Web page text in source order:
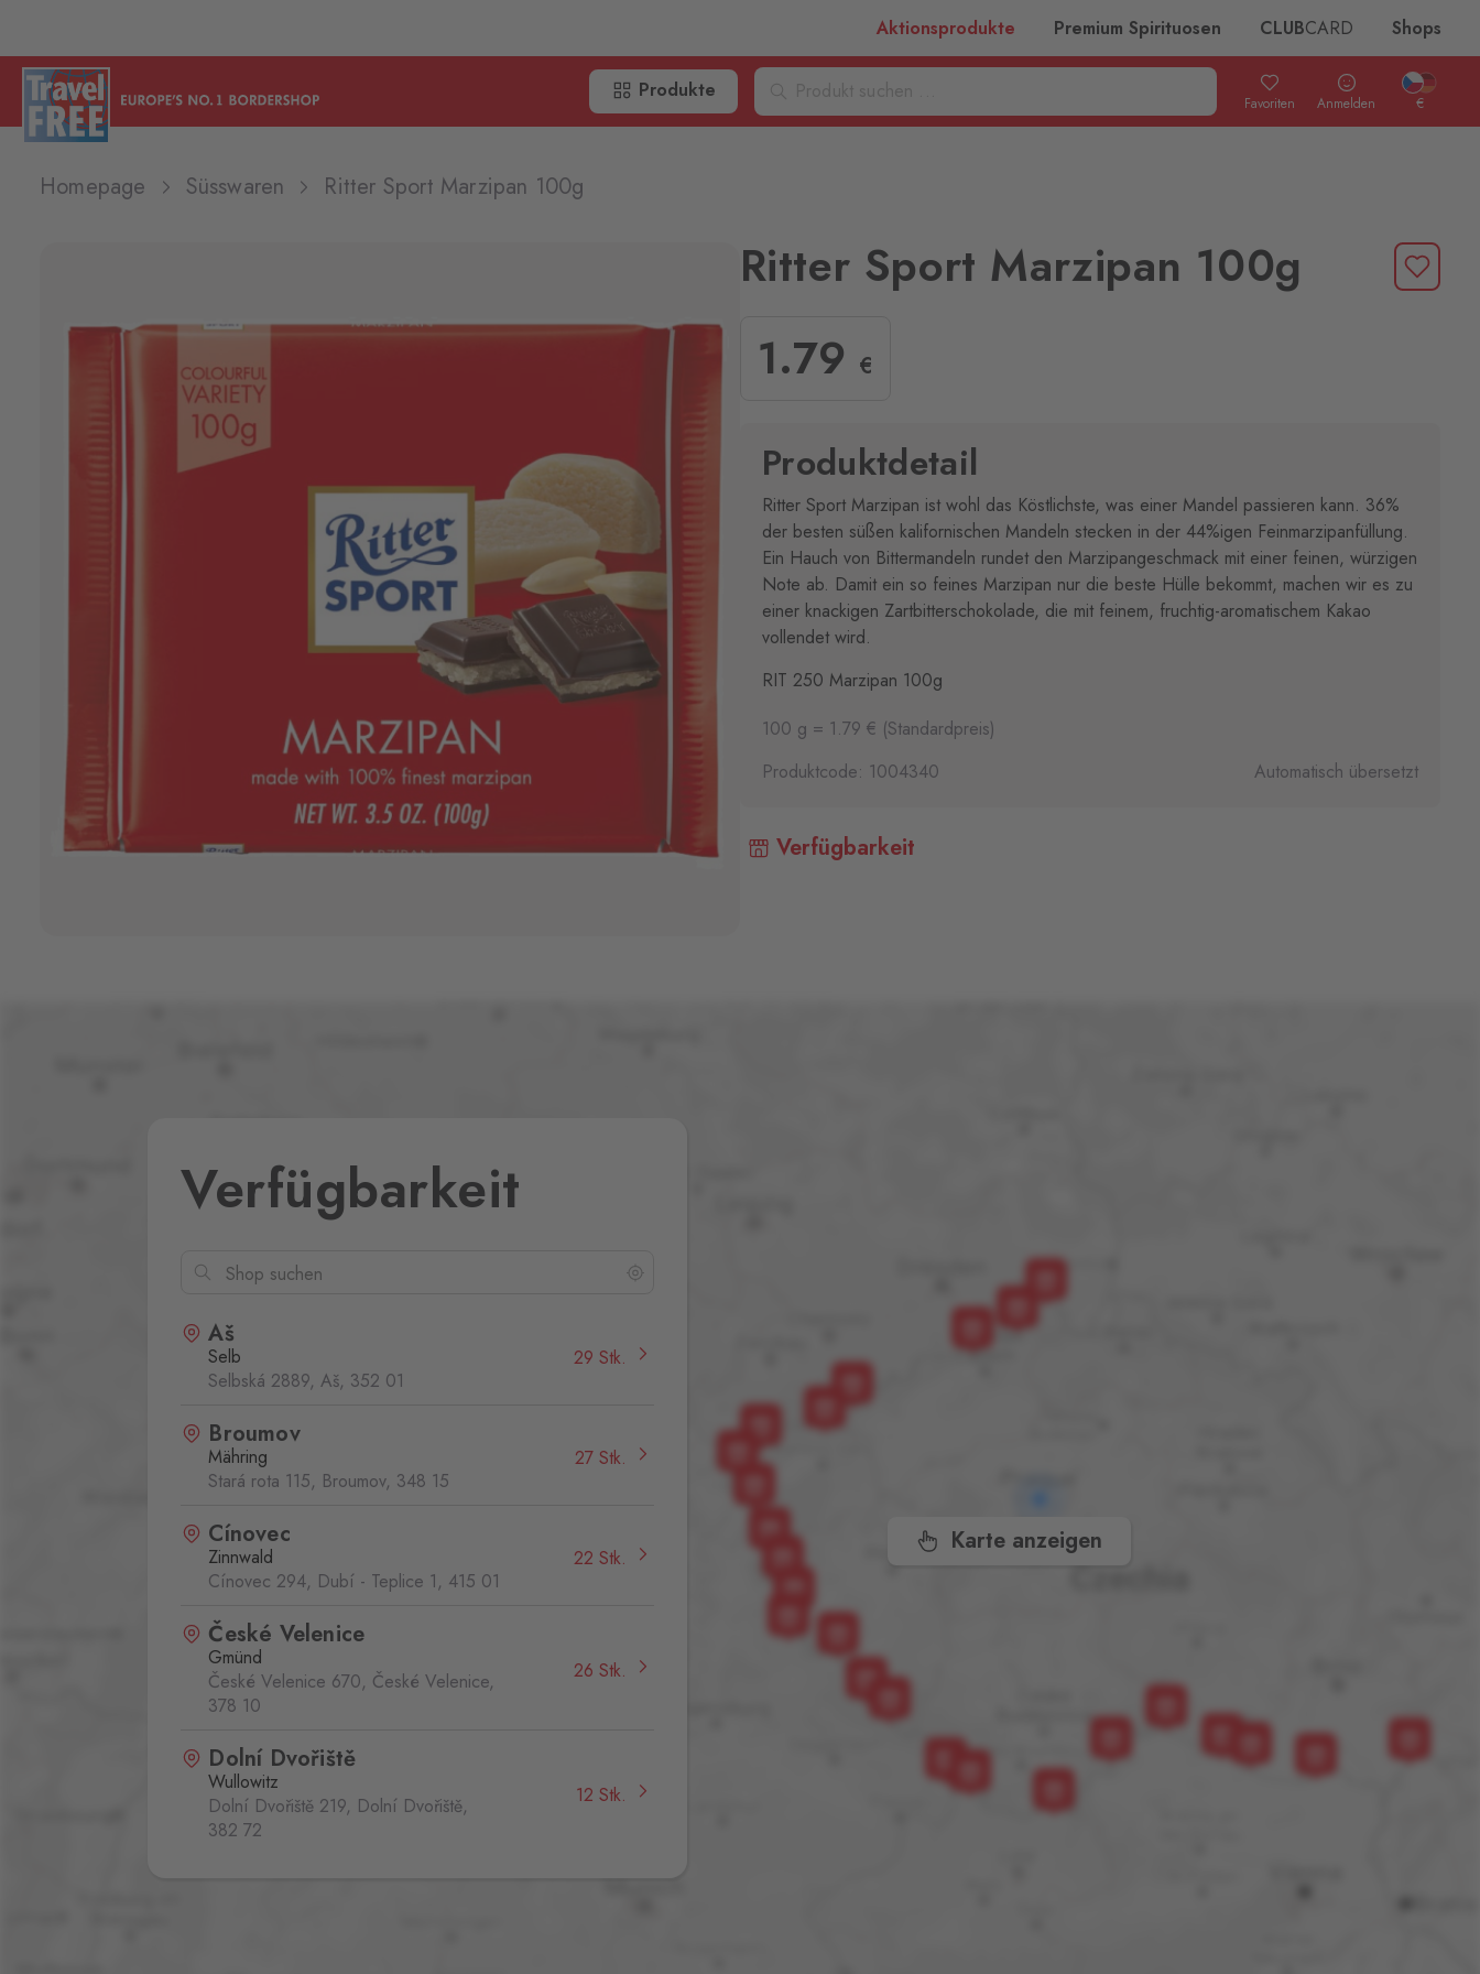
Aktionsprodukte Premium Spirituosen CLUBCARD Shops
Produkte
Favoriten Anmelden €
Homepage Süsswaren Ritter Sport Marzipan 100g
Ritter Sport Marzipan 100g
1.79 €
Produktdetail
Ritter Sport Marzipan ist wohl das Köstlichste, was einer Mandel passieren kann. 36%
der besten süßen kalifornischen Mandeln stecken in der 44%igen Feinmarzipanfüllung.
Ein Hauch von Bittermandeln rundet den Marzipangeschmack mit einer feinen, würzigen
Note ab. Damit ein so feines Marzipan nur die beste Hülle bekommt, machen wir es zu
einer knackigen Zartbitterschokolade, die mit feinem, fruchtig-aromatischem Kakao
vollendet wird.
RIT 250 Marzipan 100g
100 g = 1.79 € (Standardpreis)
Produktcode: 1004340
Automatisch übersetzt
Verfügbarkeit
Karte anzeigen
Verfügbarkeit
Aš
Selb
Selbská 2889, Aš, 352 01
29 Stk.
Broumov
Mähring
Stará rota 115, Broumov, 348 15
27 Stk.
Cínovec
Zinnwald
Cínovec 294, Dubí - Teplice 1, 415 01
22 Stk.
České Velenice
Gmünd
České Velenice 670, České Velenice,
378 10
26 Stk.
Dolní Dvořiště
Wullowitz
Dolní Dvořiště 219, Dolní Dvořiště,
382 72
12 Stk.